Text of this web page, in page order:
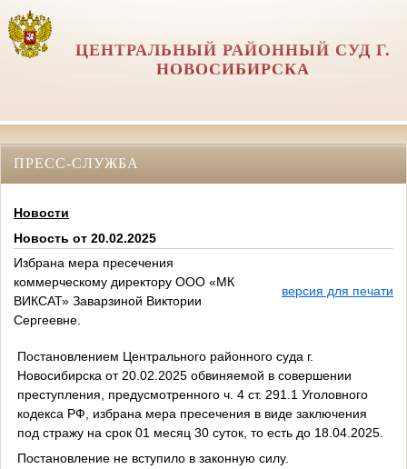
ЦЕНТРАЛЬНЫЙ РАЙОННЫЙ СУД Г.
НОВОСИБИРСКА
ПРЕСС-СЛУЖБА
Новости
Новость от 20.02.2025
Избрана мера пресечения
коммерческому директору ООО «МК
ВИКСАТ» Заварзиной Виктории
Сергеевне.
версия для печати
Постановлением Центрального районного суда г.
Новосибирска от 20.02.2025 обвиняемой в совершении
преступления, предусмотренного ч. 4 ст. 291.1 Уголовного
кодекса РФ, избрана мера пресечения в виде заключения
под стражу на срок 01 месяц 30 суток, то есть до 18.04.2025.
Постановление не вступило в законную силу.